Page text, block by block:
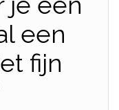
een
fijn